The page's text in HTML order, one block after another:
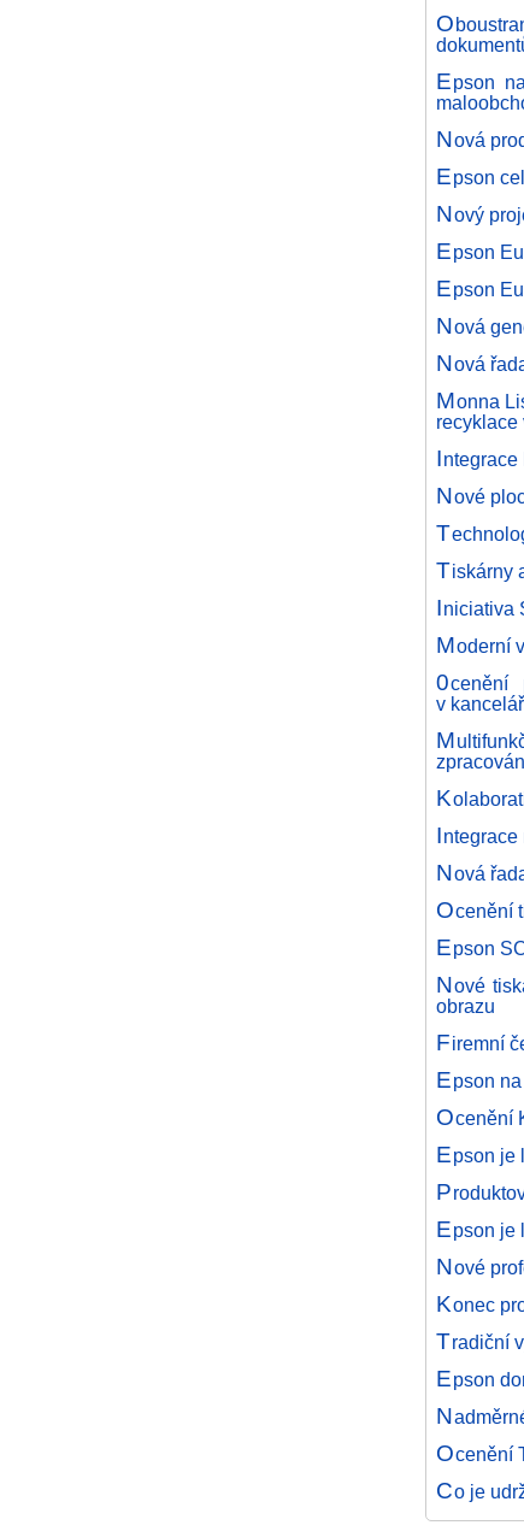
O
Epson
Nová
Epson
Nový
Epson
Epson
Nová
Nová
Monna
recyklace
Integrace
Nové
T
Tiskárny
Iniciativa
Moderní
0cenění
v
M
K
Integrace
Nová
Ocenění
Epson
Nové
obrazu
Firemní
Epson
Ocenění
Epson je
P
Epson je
Nové
Konec
Tradiční
Epson
N
Ocenění
Co je